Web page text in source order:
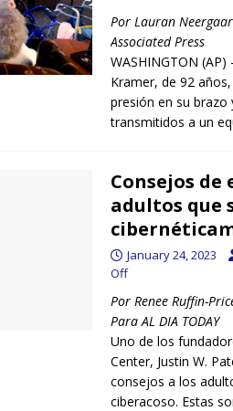
Por Lauran
Associated Press
WASHINGTON
Kramer, de 92
presión en su brazo
transmitidos a un
Consejos
adultos que
January 24, 2023
Off
Por Renee Ruffin-
Para AL DIA TODAY
Uno de los
Center, Justin W.
consejos a los
ciberacoso. Estas